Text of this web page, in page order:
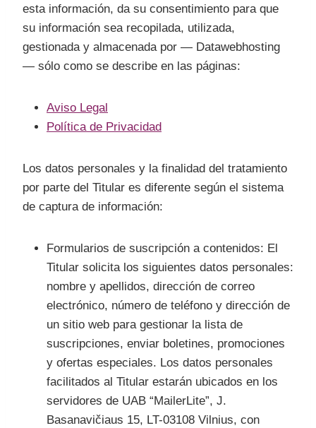
esta información, da su consentimiento para que
su información sea recopilada, utilizada,
gestionada y almacenada por — Datawebhosting
— sólo como se describe en las páginas:
Aviso Legal
Política de Privacidad
Los datos personales y la finalidad del tratamiento
por parte del Titular es diferente según el sistema
de captura de información:
Formularios de suscripción a contenidos: El
Titular solicita los siguientes datos personales:
nombre y apellidos, dirección de correo
electrónico, número de teléfono y dirección de
un sitio web para gestionar la lista de
suscripciones, enviar boletines, promociones
y ofertas especiales. Los datos personales
facilitados al Titular estarán ubicados en los
servidores de UAB “MailerLite”, J.
Basanavičiaus 15, LT-03108 Vilnius, con